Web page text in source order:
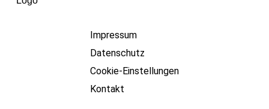
Impressum
Datenschutz
Cookie-Einstellungen
Kontakt